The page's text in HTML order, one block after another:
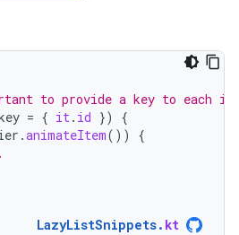
to provide a key to each
= { it. id })
{
.animateItem())
{
LazyListSnippets. kt